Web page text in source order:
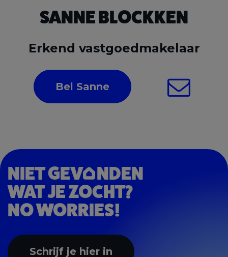
SANNE BLOCKKEN
Erkend vastgoedmakelaar
Bel Sanne
NIET GEV
NDEN
WAT JE ZOCHT?
NO WORRIES!
Schrijf je hier in